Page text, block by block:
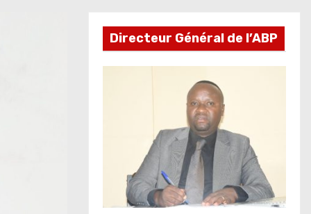
Directeur Général de l’ABP